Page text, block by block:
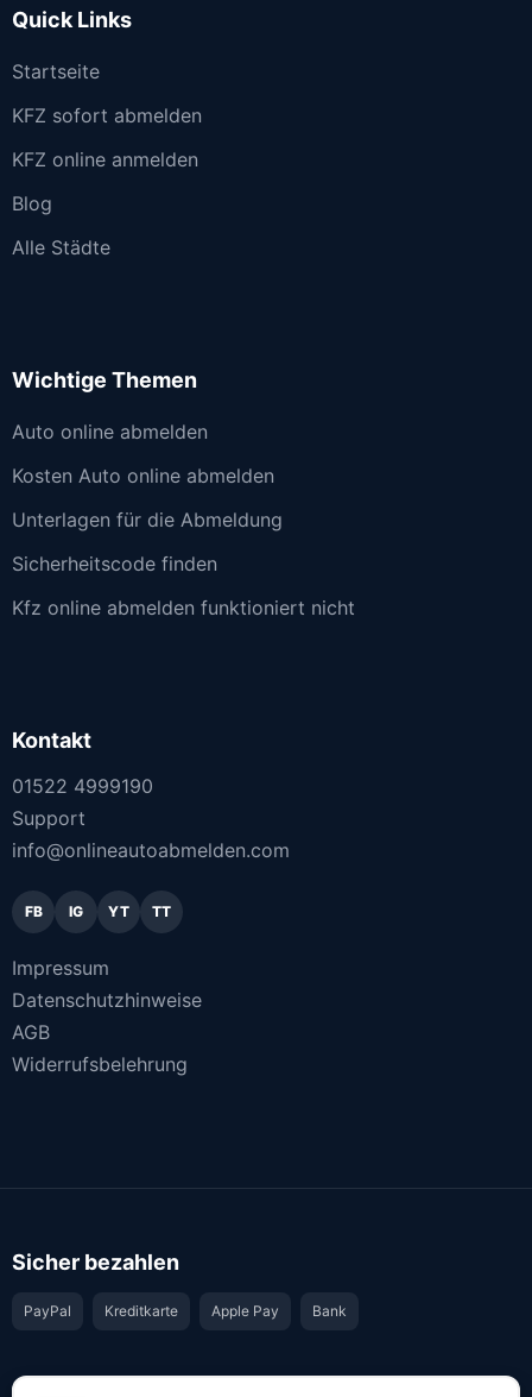
Quick Links
Startseite
KFZ sofort abmelden
KFZ online anmelden
Blog
Alle Städte
Wichtige Themen
Auto online abmelden
Kosten Auto online abmelden
Unterlagen für die Abmeldung
Sicherheitscode finden
Kfz online abmelden funktioniert nicht
Kontakt
01522 4999190
Support
info@onlineautoabmelden.com
FB IG YT TT
Impressum
Datenschutzhinweise
AGB
Widerrufsbelehrung
Sicher bezahlen
PayPal Kreditkarte Apple Pay Bank